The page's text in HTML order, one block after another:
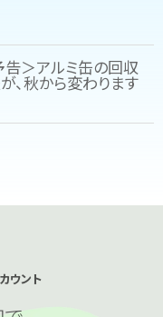
告＞アルミ缶の回収
、秋から変わります
ウント